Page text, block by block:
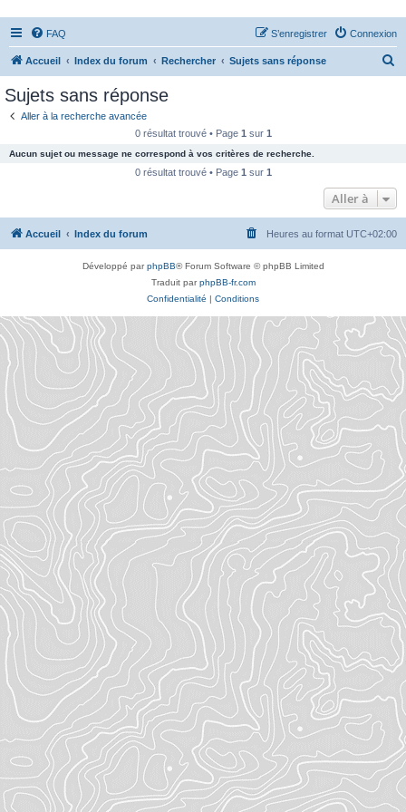
FAQ Connexion
S’enregistrer
Accueil Index du forum Rechercher Sujets sans réponse
c
e
Sujets sans réponse
Aller à la recherche avancée
0 résultat trouvé • Page 1 sur 1
Aucun sujet ou message ne correspond à vos critères de recherche.
0 résultat trouvé • Page 1 sur 1
Aller à
Accueil Index du forum Heures au format UTC+02:00
Développé parphpBB® Forum Software © phpBB Limited
Traduit parphpBB-fr.com
Confidentialité | Conditions